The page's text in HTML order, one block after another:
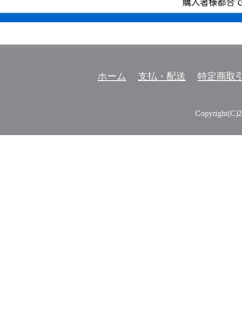
ホーム 支払・配送 特定商取